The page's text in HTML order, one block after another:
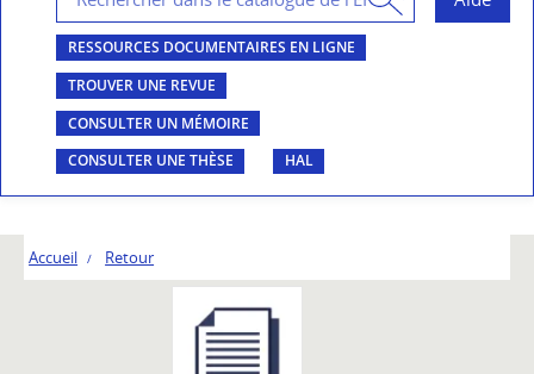
RESSOURCES DOCUMENTAIRES EN LIGNE
TROUVER UNE REVUE
CONSULTER UN MÉMOIRE
CONSULTER UNE THÈSE
HAL
Accueil Retour